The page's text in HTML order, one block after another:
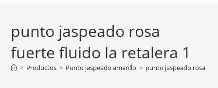
punto jaspeado rosa
fuerte fluido la retalera 1
> Productos > Punto jaspeado amarillo > punto jaspeado rosa